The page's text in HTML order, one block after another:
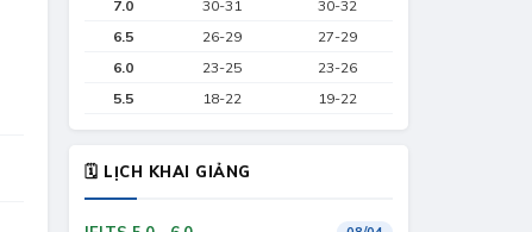
7.0
30-31
30-32
6.5
26-29
27-29
6.0
23-25
23-26
5.5
18-22 19-22
🗓 LỊCH KHAI GIẢNG